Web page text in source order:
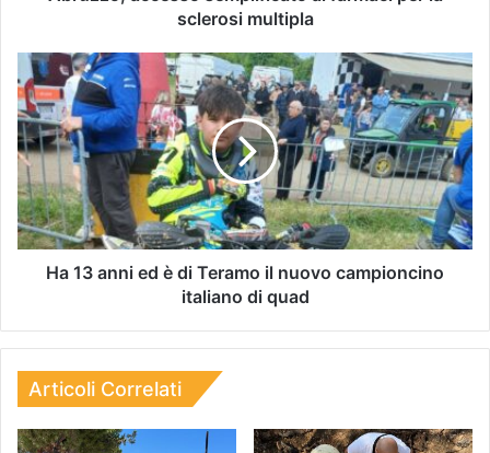
sclerosi multipla
Ha 13 anni ed è di Teramo il nuovo campioncino
italiano di quad
Articoli Correlati